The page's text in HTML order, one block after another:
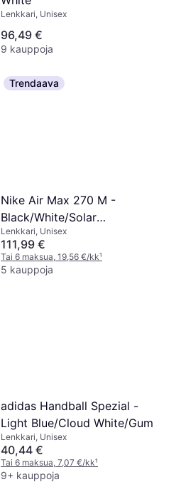
Lenkkari, Unisex
96,49 €
9 kauppoja
Trendaava
Nike Air Max 270 M -
Black/White/Solar
Red/Anthracite
Lenkkari, Unisex
111,99 €
Tai 6 maksua, 19,56 €/kk¹
5 kauppoja
adidas Handball Spezial -
Light Blue/Cloud White/Gum
Lenkkari, Unisex
40,44 €
Tai 6 maksua, 7,07 €/kk¹
9+ kauppoja